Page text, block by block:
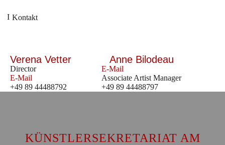
Kontakt
Verena Vetter
Director
E-Mail
+49 89 44488792
Anne Bilodeau
E-Mail
Associate Artist Manager
+49 89 44488797
KÜNSTLERSEKRETARIAT AM